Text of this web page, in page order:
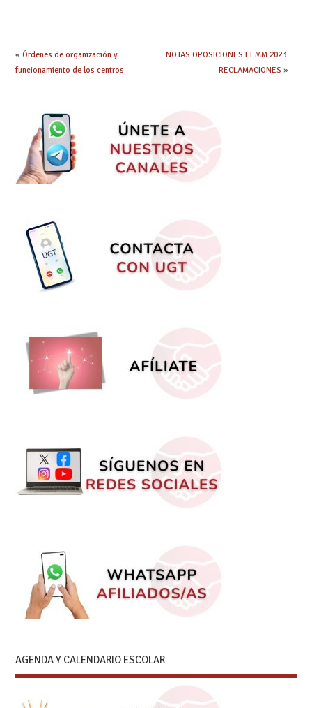
« Órdenes de organización y
funcionamiento de los centros
NOTAS OPOSICIONES EEMM 2023:
RECLAMACIONES »
AGENDA Y CALENDARIO ESCOLAR